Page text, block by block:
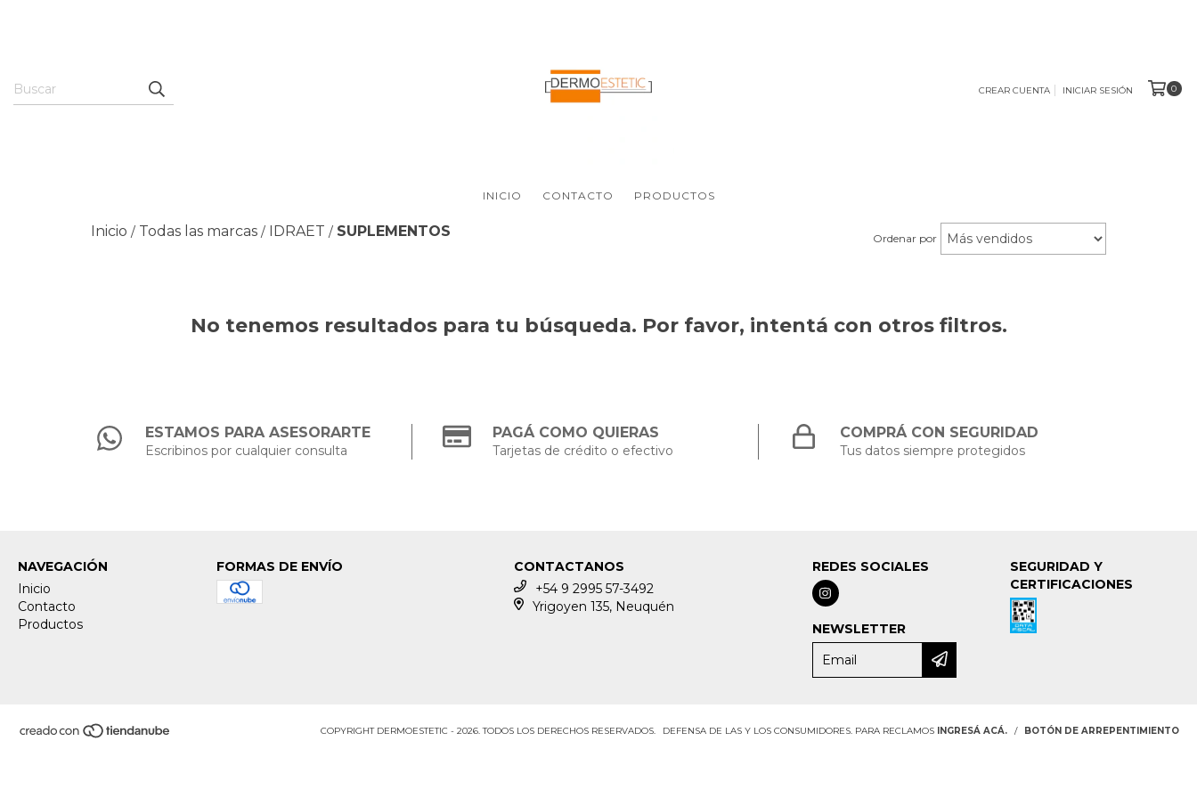
CREAR CUENTA INICIAR SESIÓN 0
INICIO CONTACTO PRODUCTOS
Inicio / Todas las marcas / IDRAET / SUPLEMENTOS Ordenar por
No tenemos resultados para tu búsqueda. Por favor, intentá con otros filtros.
ESTAMOS PARA ASESORARTE
Escribinos por cualquier consulta
PAGÁ COMO QUIERAS
Tarjetas de crédito o efectivo
COMPRÁ CON SEGURIDAD
Tus datos siempre protegidos
NAVEGACIÓN
Inicio
Contacto
Productos
FORMAS DE ENVÍO
CONTACTANOS
+54 9 2995 57-3492
Yrigoyen 135, Neuquén
REDES SOCIALES
NEWSLETTER
SEGURIDAD Y
CERTIFICACIONES
COPYRIGHT DERMOESTETIC - 2026. TODOS LOS DERECHOS RESERVADOS. DEFENSA DE LAS Y LOS CONSUMIDORES. PARA RECLAMOS INGRESÁ ACÁ. / BOTÓN DE ARREPENTIMIENTO